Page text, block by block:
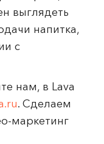
выглядеть
напитка,
с
нам, в Lava
. Сделаем
маркетинг